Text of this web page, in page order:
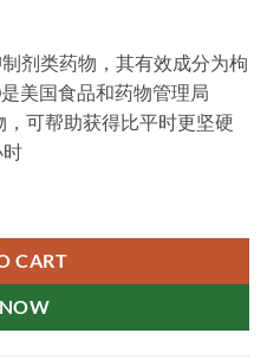
剂类药物，其有效成分为枸
美国食品和药物管理局
，可帮助获得比平时更坚硬
CART